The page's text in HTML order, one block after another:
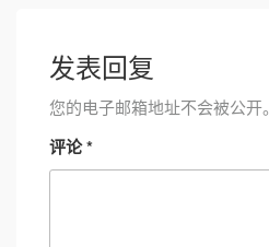
发表回复
您的电子邮箱地址不会被公开。
评论*